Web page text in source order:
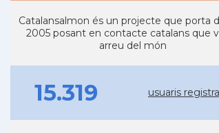
Catalansalmon és un projecte que porta
2005 posant en contacte catalans que
arreu del món
15.319 usuaris